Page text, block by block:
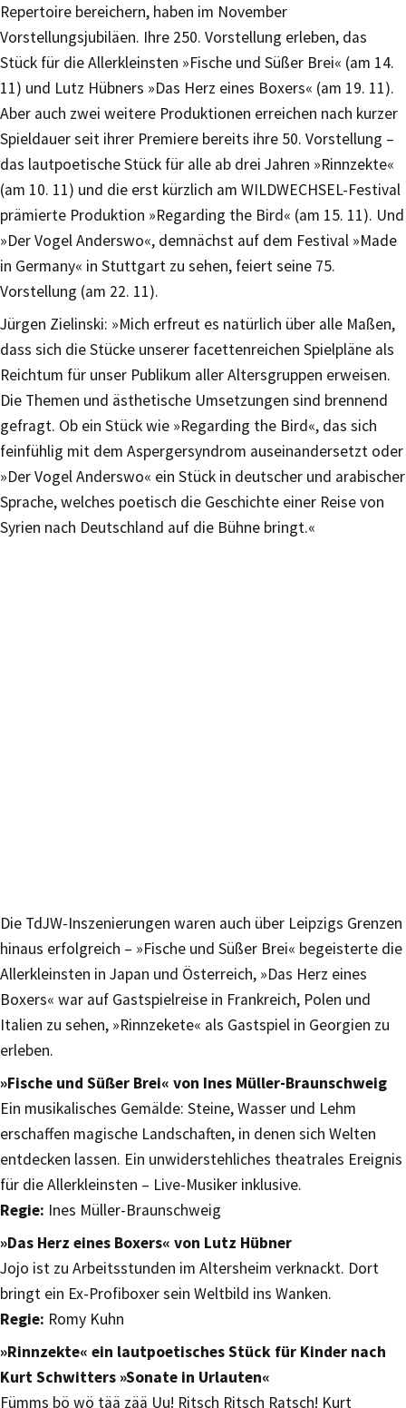
Repertoire bereichern, haben im November
Vorstellungsjubiläen. Ihre 250. Vorstellung erleben, das
Stück für die Allerkleinsten »Fische und Süßer Brei« (am 14.
11) und Lutz Hübners »Das Herz eines Boxers« (am 19. 11).
Aber auch zwei weitere Produktionen erreichen nach kurzer
Spieldauer seit ihrer Premiere bereits ihre 50. Vorstellung –
das lautpoetische Stück für alle ab drei Jahren »Rinnzekte«
(am 10. 11) und die erst kürzlich am WILDWECHSEL-Festival
prämierte Produktion »Regarding the Bird« (am 15. 11). Und
»Der Vogel Anderswo«, demnächst auf dem Festival »Made
in Germany« in Stuttgart zu sehen, feiert seine 75.
Vorstellung (am 22. 11).
Jürgen Zielinski: »Mich erfreut es natürlich über alle Maßen,
dass sich die Stücke unserer facettenreichen Spielpläne als
Reichtum für unser Publikum aller Altersgruppen erweisen.
Die Themen und ästhetische Umsetzungen sind brennend
gefragt. Ob ein Stück wie »Regarding the Bird«, das sich
feinfühlig mit dem Aspergersyndrom auseinandersetzt oder
»Der Vogel Anderswo« ein Stück in deutscher und arabischer
Sprache, welches poetisch die Geschichte einer Reise von
Syrien nach Deutschland auf die Bühne bringt.«
Die TdJW-Inszenierungen waren auch über Leipzigs Grenzen
hinaus erfolgreich – »Fische und Süßer Brei« begeisterte die
Allerkleinsten in Japan und Österreich, »Das Herz eines
Boxers« war auf Gastspielreise in Frankreich, Polen und
Italien zu sehen, »Rinnzekete« als Gastspiel in Georgien zu
erleben.
»Fische und Süßer Brei« von Ines Müller-Braunschweig
Ein musikalisches Gemälde: Steine, Wasser und Lehm
erschaffen magische Landschaften, in denen sich Welten
entdecken lassen. Ein unwiderstehliches theatrales Ereignis
für die Allerkleinsten – Live-Musiker inklusive.
Regie: Ines Müller-Braunschweig
»Das Herz eines Boxers« von Lutz Hübner
Jojo ist zu Arbeitsstunden im Altersheim verknackt. Dort
bringt ein Ex-Profiboxer sein Weltbild ins Wanken.
Regie: Romy Kuhn
»Rinnzekte« ein lautpoetisches Stück für Kinder nach
Kurt Schwitters »Sonate in Urlauten«
Fümms bö wö tää zää Uu! Ritsch Ritsch Ratsch! Kurt